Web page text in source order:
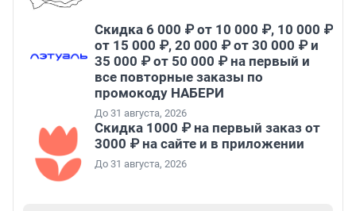
Скидка 6 000 ₽ от 10 000 ₽, 10 000 ₽
от 15 000 ₽, 20 000 ₽ от 30 000 ₽ и
35 000 ₽ от 50 000 ₽ на первый и
все повторные заказы по
промокоду НАБЕРИ
До 31 августа, 2026
Скидка 1000 ₽ на первый заказ от
3000 ₽ на сайте и в приложении
До 31 августа, 2026